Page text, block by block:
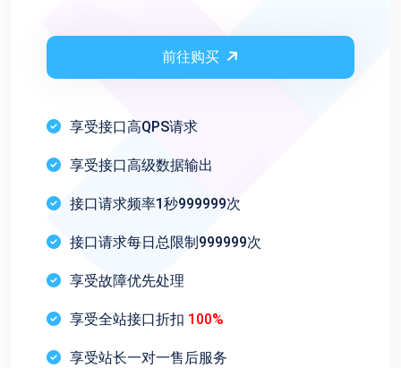
前往购买
享受接口高QPS请求
享受接口高级数据输出
接口请求频率1秒999999次
接口请求每日总限制999999次
享受故障优先处理
享受全站接口折扣 100%
享受站长一对一售后服务